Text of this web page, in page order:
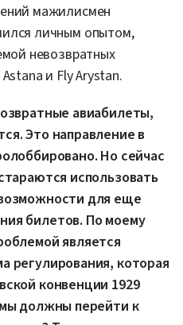
мажилисмен
личным опытом,
невозвратных
и Fly Arystan.
авиабилеты,
Это направление в
Но сейчас
использовать
для еще
билетов. По моему
является
регулирования, которая
конвенции 1929
должны перейти к